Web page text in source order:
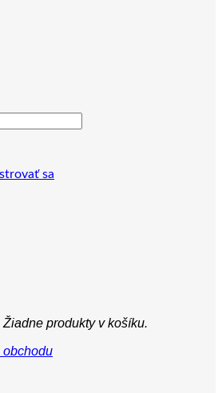
sa
Žiadne produkty v košíku.
obchodu